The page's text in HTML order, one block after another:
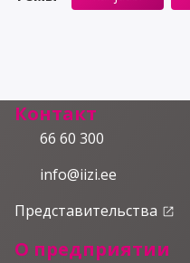
Контакт
66 60 300
info@iizi.ee
Представительства launch
О предприятии